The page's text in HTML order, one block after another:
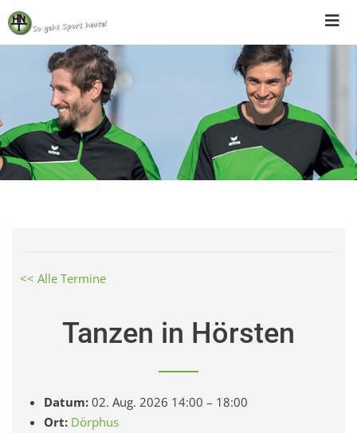
Skip
to
content
<< Alle Termine
Tanzen in Hörsten
Datum: 02. Aug. 2026 14:00 – 18:00
Ort: Dörphus